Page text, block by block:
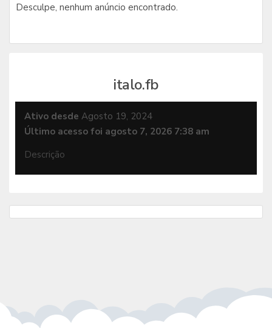
Desculpe, nenhum anúncio encontrado.
italo.fb
Ativo desde Agosto 19, 2024
Último acesso foi agosto 7, 2026 7:38 am
Descrição